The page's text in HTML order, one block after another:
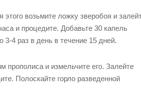
возьмите ложку зверобоя и
и процедите. Добавьте 30 капель
3-4 раз в день в течение 15 дней.
прополиса и измельчите его. Залейте
Полоскайте горло разведенной